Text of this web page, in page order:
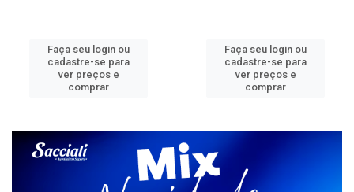
Faça seu login ou
cadastre-se para
ver preços e
comprar
Faça seu login ou
cadastre-se para
ver preços e
comprar